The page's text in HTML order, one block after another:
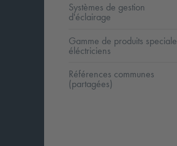
Systèmes de gestion
d'éclairage
Gamme de produits speciale
éléctriciens
Références communes
(partagées)